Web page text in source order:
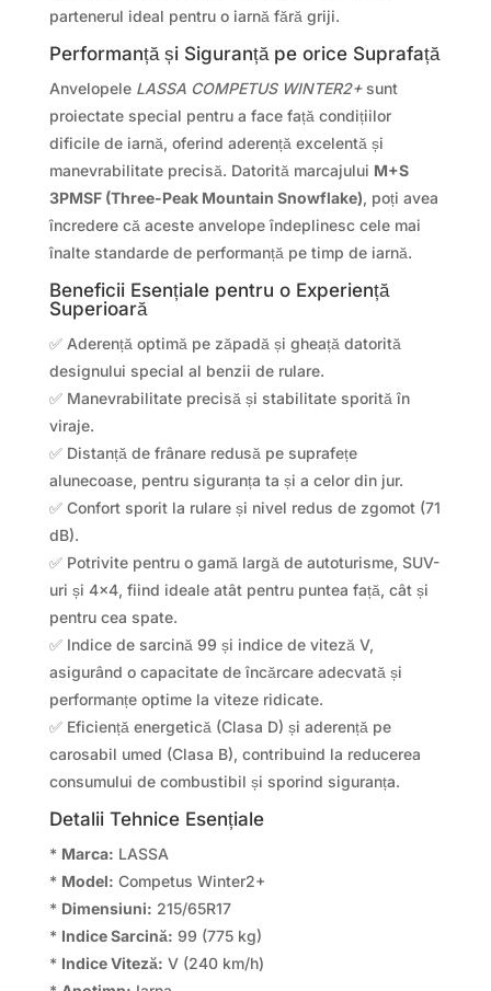
partenerul ideal pentru o iarnă fără griji.
Performanță și Siguranță pe orice Suprafață
Anvelopele LASSA COMPETUS WINTER2+sunt
proiectate special pentru a face față condițiilor
dificile de iarnă, oferind aderență excelentă și
manevrabilitate precisă. Datorită marcajului M+S
3PMSF (Three-Peak Mountain Snowflake), poți avea
încredere că aceste anvelope îndeplinesc cele mai
înalte standarde de performanță pe timp de iarnă.
Beneficii Esențiale pentru o Experiență
Superioară
✅ Aderență optimă pe zăpadă și gheață datorită
designului special al benzii de rulare.
✅ Manevrabilitate precisă și stabilitate sporită în
viraje.
✅ Distanță de frânare redusă pe suprafețe
alunecoase, pentru siguranța ta și a celor din jur.
✅ Confort sporit la rulare și nivel redus de zgomot (71
dB).
✅ Potrivite pentru o gamă largă de autoturisme, SUV-
uri și 4×4, fiind ideale atât pentru puntea față, cât și
pentru cea spate.
✅ Indice de sarcină 99 și indice de viteză V,
asigurând o capacitate de încărcare adecvată și
performanțe optime la viteze ridicate.
✅ Eficiență energetică (Clasa D) și aderență pe
carosabil umed (Clasa B), contribuind la reducerea
consumului de combustibil și sporind siguranța.
Detalii Tehnice Esențiale
* Marca: LASSA
* Model: Competus Winter2+
* Dimensiuni: 215/65R17
* Indice Sarcină: 99 (775 kg)
* Indice Viteză: V (240 km/h)